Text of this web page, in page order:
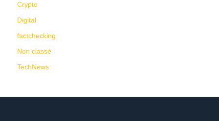
Crypto
Digital
factchecking
Non classé
TechNews